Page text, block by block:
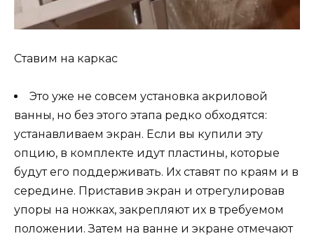
Ставим на каркас
Это уже не совсем установка акриловой
ванны, но без этого этапа редко обходятся:
устанавливаем экран. Если вы купили эту
опцию, в комплекте идут пластины, которые
будут его поддерживать. Их ставят по краям и в
середине. Приставив экран и отрегулировав
упоры на ножках, закрепляют их в требуемом
положении. Затем на ванне и экране отмечают